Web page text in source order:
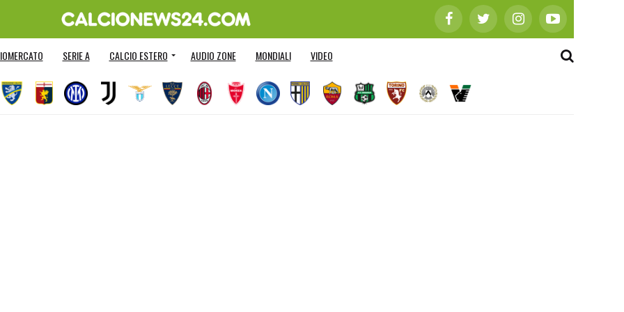
SERIE A CALCIO ESTERO AUDIO ZONE MONDIALI VIDEO